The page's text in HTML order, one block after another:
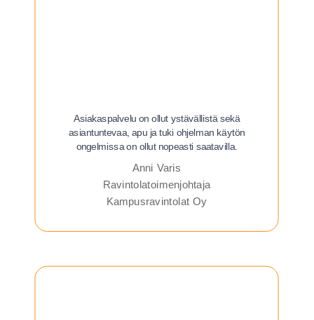
Asiakaspalvelu on ollut ystävällistä sekä
asiantuntevaa, apu ja tuki ohjelman käytön
ongelmissa on ollut nopeasti saatavilla.
Anni Varis
Ravintolatoimenjohtaja
Kampusravintolat Oy